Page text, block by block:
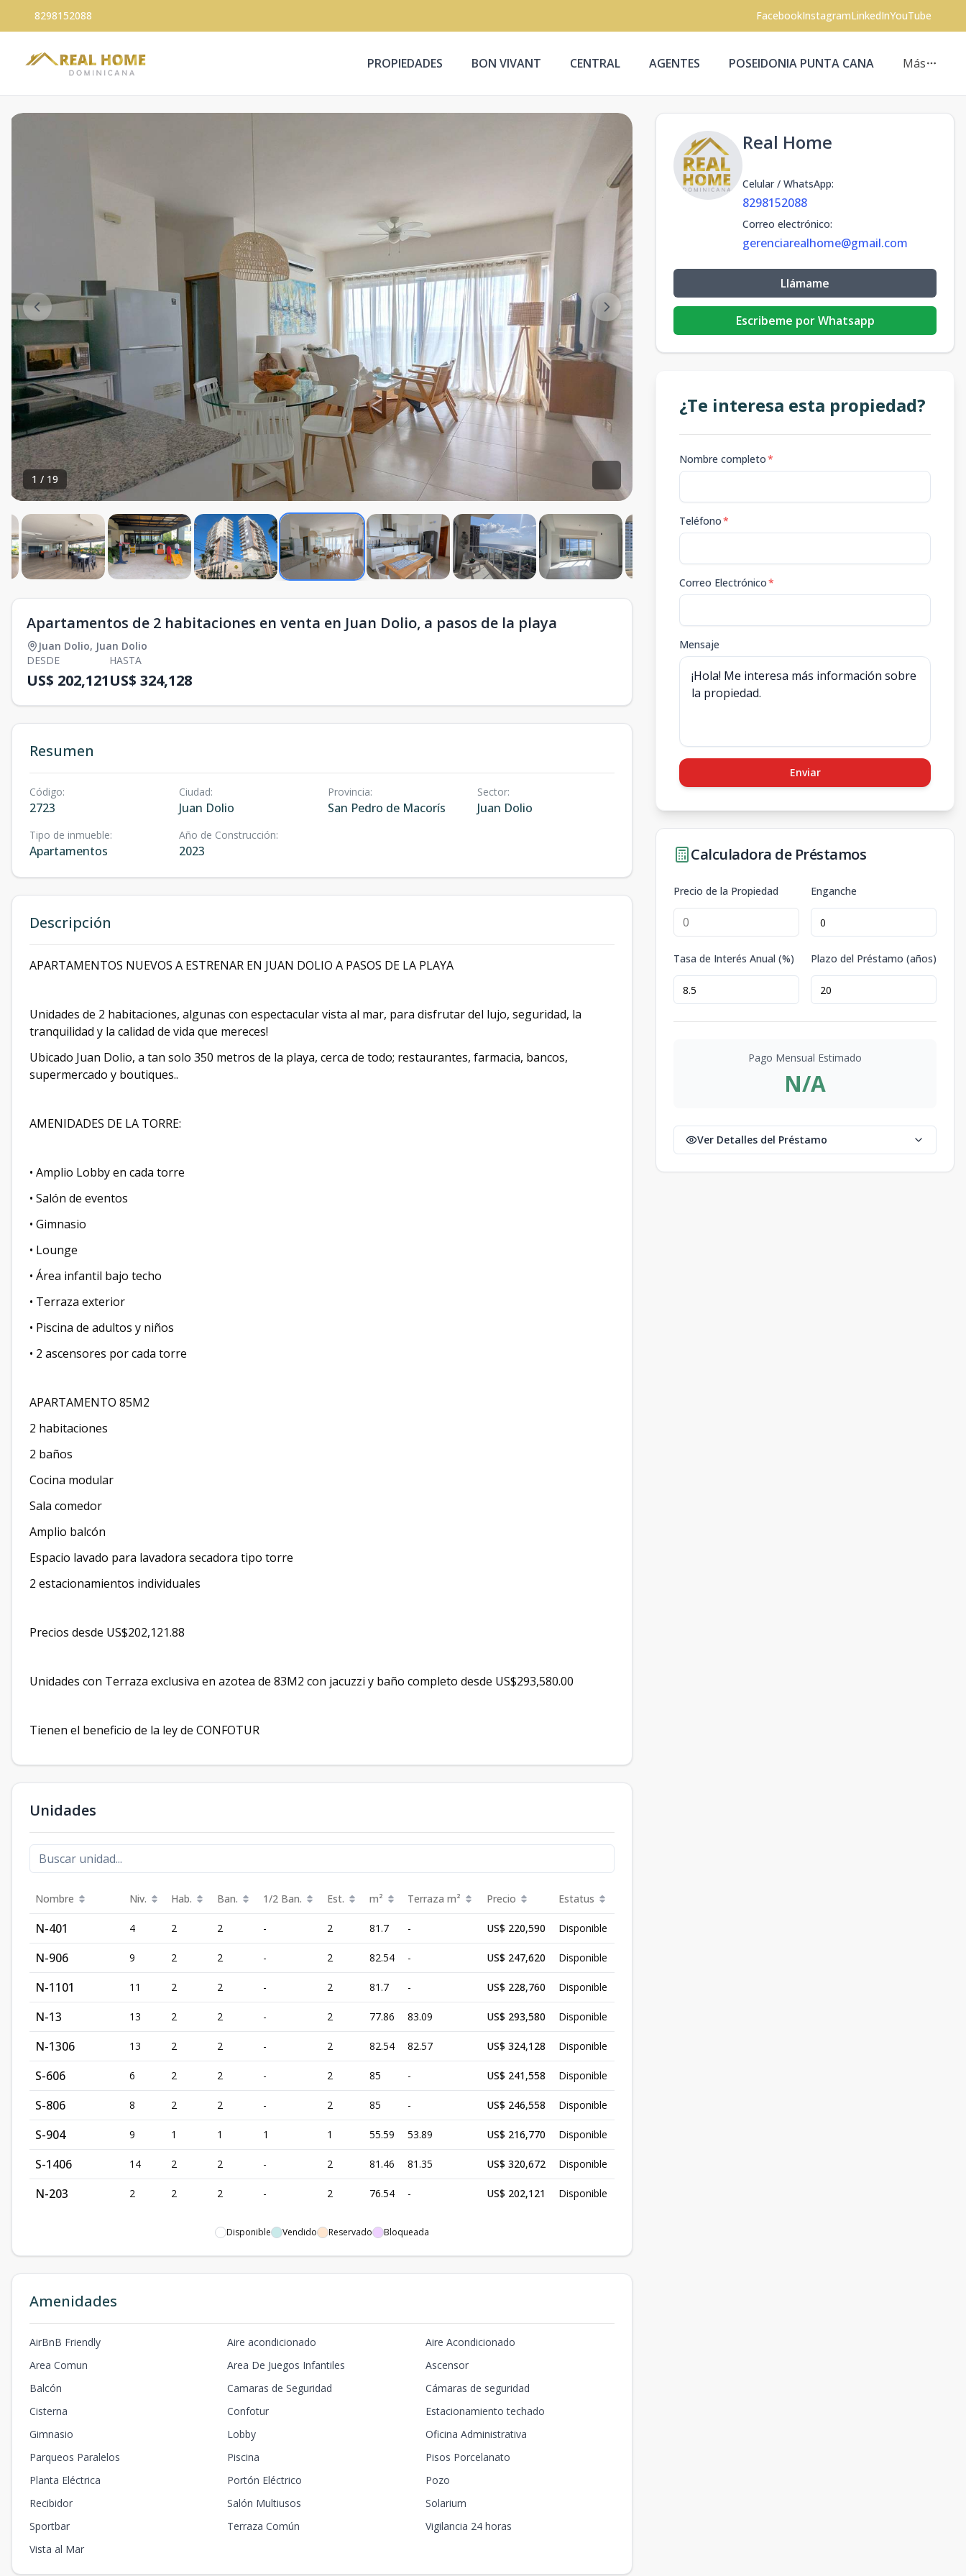
8298152088 FacebookInstagramLinkedInYouTube
PROPIEDADES BON VIVANT CENTRAL AGENTES POSEIDONIA PUNTA CANA Más
1 / 19
Apartamentos de 2 habitaciones en venta en Juan Dolio, a pasos de la playa
Juan Dolio, Juan Dolio
DESDE
US$ 202,121
HASTA
US$ 324,128
Resumen
Código:
2723
Ciudad:
Juan Dolio
Provincia:
San Pedro de Macorís
Sector:
Juan Dolio
Tipo de inmueble:
Apartamentos
Año de Construcción:
2023
Descripción
APARTAMENTOS NUEVOS A ESTRENAR EN JUAN DOLIO A PASOS DE LA PLAYA
Unidades de 2 habitaciones, algunas con espectacular vista al mar, para disfrutar del lujo, seguridad, la
tranquilidad y la calidad de vida que mereces!
Ubicado Juan Dolio, a tan solo 350 metros de la playa, cerca de todo; restaurantes, farmacia, bancos,
supermercado y boutiques..
AMENIDADES DE LA TORRE:
• Amplio Lobby en cada torre
• Salón de eventos
• Gimnasio
• Lounge
• Área infantil bajo techo
• Terraza exterior
• Piscina de adultos y niños
• 2 ascensores por cada torre
APARTAMENTO 85M2
2 habitaciones
2 baños
Cocina modular
Sala comedor
Amplio balcón
Espacio lavado para lavadora secadora tipo torre
2 estacionamientos individuales
Precios desde US$202,121.88
Unidades con Terraza exclusiva en azotea de 83M2 con jacuzzi y baño completo desde US$293,580.00
Tienen el beneficio de la ley de CONFOTUR
Unidades
Nombre Niv. Hab. Ban. 1/2 Ban. Est. m² Terraza m² Precio Estatus
N-401 4 2 2 - 2 81.7 - US$ 220,590 Disponible
N-906 9 2 2 - 2 82.54 - US$ 247,620 Disponible
N-1101 11 2 2 - 2 81.7 - US$ 228,760 Disponible
N-13 13 2 2 - 2 77.86 83.09 US$ 293,580 Disponible
N-1306 13 2 2 - 2 82.54 82.57 US$ 324,128 Disponible
S-606 6 2 2 - 2 85 - US$ 241,558 Disponible
S-806 8 2 2 - 2 85 - US$ 246,558 Disponible
S-904 9 1 1 1 1 55.59 53.89 US$ 216,770 Disponible
S-1406 14 2 2 - 2 81.46 81.35 US$ 320,672 Disponible
N-203 2 2 2 - 2 76.54 - US$ 202,121 Disponible
Disponible Vendido Reservado Bloqueada
Amenidades
AirBnB Friendly Aire acondicionado
Aire Acondicionado
Area Comun
Area De Juegos Infantiles
Ascensor
Balcón
Camaras de Seguridad
Cámaras de seguridad
Cisterna
Confotur
Estacionamiento techado
Gimnasio
Lobby
Oficina Administrativa
Parqueos Paralelos
Piscina
Pisos Porcelanato
Planta Eléctrica
Portón Eléctrico
Pozo
Recibidor
Salón Multiusos
Solarium
Sportbar
Terraza Común
Vigilancia 24 horas
Vista al Mar
Real Home
Celular / WhatsApp:
8298152088
Correo electrónico:
gerenciarealhome@gmail.com
Llámame
Escribeme por Whatsapp
¿Te interesa esta propiedad?
Nombre completo*
Teléfono*
Correo Electrónico*
Mensaje
Enviar
Calculadora de Préstamos
Precio de la Propiedad Enganche
Tasa de Interés Anual (%) Plazo del Préstamo (años)
Pago Mensual Estimado
N/A
Ver Detalles del Préstamo